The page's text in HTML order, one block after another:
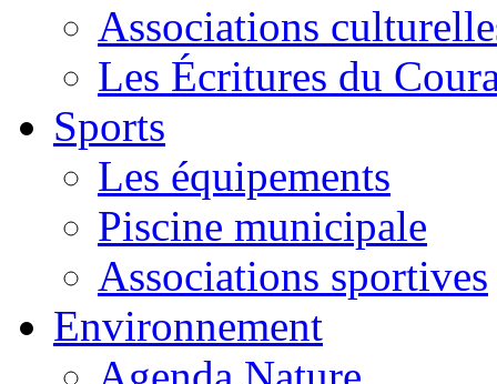
Associations
Les Écritures du
Sports
Les équipements
Piscine municipale
Associations sportives
Environnement